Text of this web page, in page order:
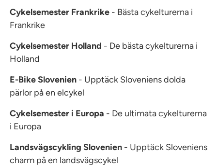
Cykelsemester Frankrike - Bästa cykelturerna i
Frankrike
Cykelsemester Holland - De bästa cykelturerna i
Holland
E-Bike Slovenien - Upptäck Sloveniens dolda
pärlor på en elcykel
Cykelsemester i Europa - De ultimata cykelturerna
i Europa
Landsvägscykling Slovenien - Upptäck Sloveniens
charm på en landsvägscykel